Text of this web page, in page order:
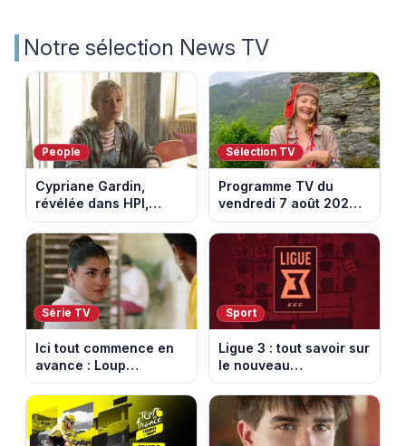
Notre sélection News TV
People
Cypriane Gardin,
révélée dans HPI,
lance une cagnotte
après des difficultés
financières
Sélection TV
Programme TV du
vendredi 7 août 2026 :
notre sélection pour
votre soirée télé
Série TV
Ici tout commence en
avance : Loup
découvre la trahison
de Bianca. Episode du
10 août 2026 (spoiler)
Sport
Ligue 3 : tout savoir sur
le nouveau
championnat qui
succède au National